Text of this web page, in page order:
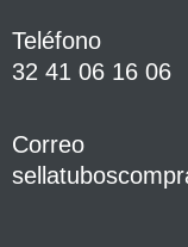
Teléfono
32 41 06 16 06
Correo